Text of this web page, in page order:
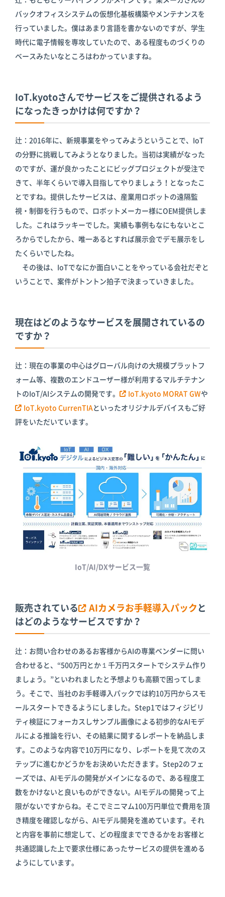
バックオフィスシステムの仮想化基板構築やメンテナンスを
行っていました。僕はあまり言語を書かないのですが、学生
時代に電子情報を専攻していたので、ある程度ものづくりの
ベースみたいなところはわかっていますね。
IoT.kyotoさんでサービスをご提供されるよう
になったきっかけは何ですか？
辻：2016年に、新規事業をやってみようということで、IoT
の分野に挑戦してみようとなりました。当初は実績がなった
のですが、運が良かったことにビッグプロジェクトが受注で
きて、半年くらいで導入目指してやりましょう！となったこ
とですね。提供したサービスは、産業用ロボットの遠隔監
視・制御を行うもので、ロボットメーカー様にOEM提供しま
した。これはラッキーでした。実績も事例もなにもないとこ
ろからでしたから、唯一あるとすれば展示会でデモ展示をし
たくらいでしたね。
その後は、IoTでなにか面白いことをやっている会社だぞと
いうことで、案件がトントン拍子で決まっていきました。
現在はどのようなサービスを展開されているの
ですか？
辻：現在の事業の中心はグローバル向けの大規模プラットフ
ォーム等、複数のエンドユーザー様が利用するマルチテナン
トのIoT/AIシステムの開発です。
IoT.kyoto MORAT GWや
IoT.kyoto CurrenTIA といったオリジナルデバイスもご好
評をいただいています。
IoT/AI/DXサービス一覧
販売されている AIカメラお手軽導入パック と
はどのようなサービスですか？
辻：お問い合わせのあるお客様からAIの専業ベンダーに問い
合わせると、“500万円とか１千万円スタートでシステム作り
ましょう。”といわれましたと予想よりも高額で困ってしま
う。そこで、当社のお手軽導入パックでは約10万円からスモ
ールスタートできるようにしました。Step1ではフィジビリ
ティ検証にフォーカスしサンプル画像による初歩的なAIモデ
ルによる推論を行い、その結果に関するレポートを納品しま
す。このような内容で10万円になり、レポートを見て次のス
テップに進むかどうかをお決めいただきます。Step2のフェ
ーズでは、AIモデルの開発がメインになるので、ある程度工
数をかけないと良いものができない。AIモデルの開発って上
限がないですからね。そこでミニマム100万円単位で費用を頂
き精度を確認しながら、AIモデル開発を進めています。それ
と内容を事前に想定して、どの程度までできるかをお客様と
共通認識した上で要求仕様にあったサービスの提供を進める
ようにしています。